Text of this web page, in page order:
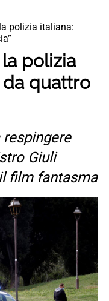
polizia italiana:
polizia
da quattro
respingere
Giuli
film fantasma